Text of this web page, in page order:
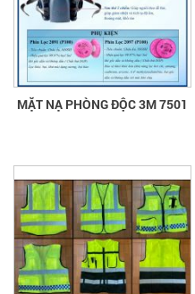
MẶT NẠ PHÒNG ĐỘC 3M 7501